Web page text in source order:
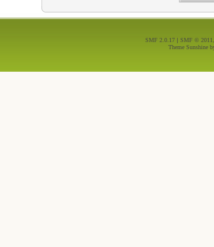
SMF 2.0.17 | SMF © 2011
Theme Sunshine